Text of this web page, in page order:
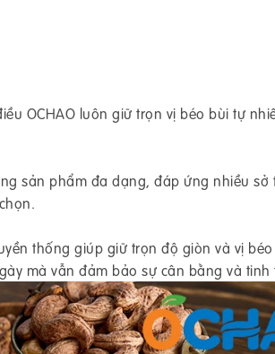
OCHAO luôn giữ trọn vị béo bùi tự
sản phẩm đa dạng, đáp ứng nhiều sở
thống giúp giữ trọn độ giòn và vị
mà vẫn đảm bảo sự cân bằng và tinh